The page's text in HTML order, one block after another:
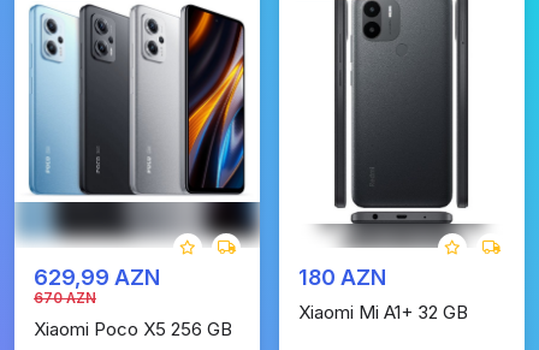
629,99 AZN
670 AZN
Xiaomi Poco X5 256 GB
180 AZN
Xiaomi Mi A1+ 32 GB